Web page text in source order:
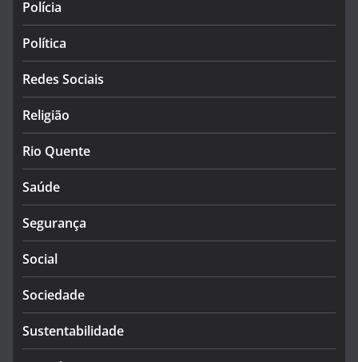
Polícia
Política
Redes Sociais
Religião
Rio Quente
Saúde
Segurança
Social
Sociedade
Sustentabilidade